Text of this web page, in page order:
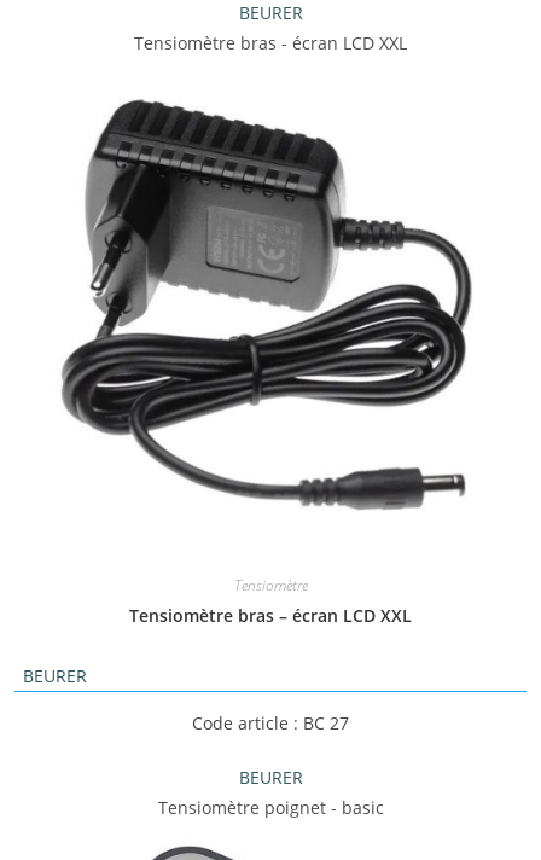
BEURER
Tensiomètre bras - écran LCD XXL
Tensiomètre
Tensiomètre bras – écran LCD XXL
BEURER
Code article : BC 27
BEURER
Tensiomètre poignet - basic